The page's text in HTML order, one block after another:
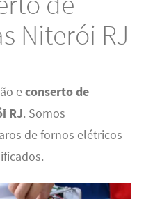
Niterói RJ
econserto de
RJ. Somos
de fornos elétricos